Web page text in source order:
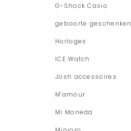
G-Shock Casio
geboorte geschenken
Horloges
ICE Watch
Josh accessoires
M'amour
Mi Moneda